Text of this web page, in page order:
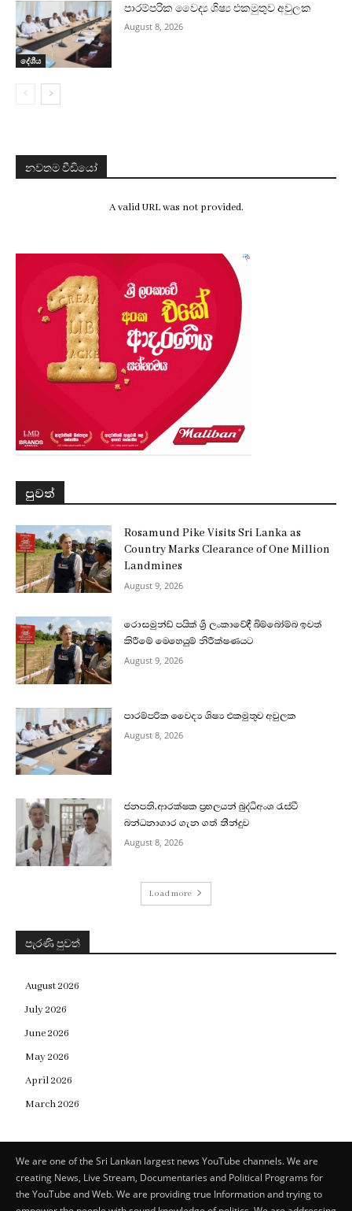
දේශීය
පාරම්පරික වෛද්‍ය ශිෂ්‍ය එකමුතුව අවුලක
August 8, 2026
නවතම වීඩියෝ
A valid URL was not provided.
පුවත්
Rosamund Pike Visits Sri Lanka as
Country Marks Clearance of One Million
Landmines
August 9, 2026
රොසමුන්ඩ් පයික් ශ්‍රී ලංකාවේදී බිම්බෝම්බ ඉවත්
කිරීමේ මෙහෙයුම් නිරීක්ෂණයට
August 9, 2026
පාරම්පරික වෛද්‍ය ශිෂ්‍ය එකමුතුව අවුලක
August 8, 2026
ජනපති,ආරක්ෂක ප්‍රභලයන් බුද්ධිඅංශ රැස්වී
බන්ධනාගාර ගැන ගත් තීන්දුව
August 8, 2026
Load more
පැරණි පුවත්
August 2026
July 2026
June 2026
May 2026
April 2026
March 2026
We are one of the Sri Lankan largest news YouTube channels. We are
creating News, Live Stream, Documentaries and Political Programs for
the YouTube and Web. We are providing true Information and trying to